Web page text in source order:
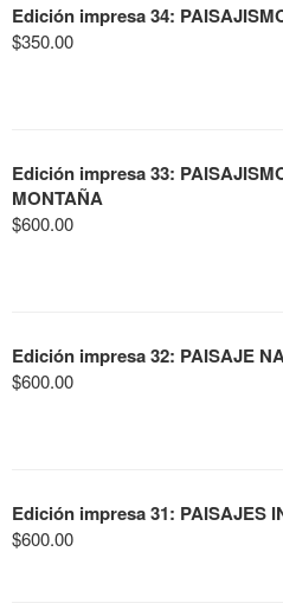
Edición impresa 34:
$350.00
Edición impresa 33:
MONTAÑA
$600.00
Edición impresa 32: PAISAJE
$600.00
Edición impresa 31: PAISAJES
$600.00